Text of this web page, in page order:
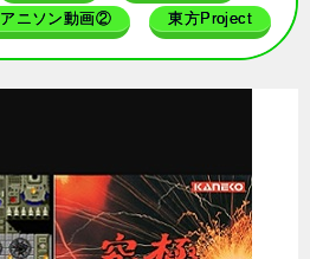
アニソン動画② 東方Project